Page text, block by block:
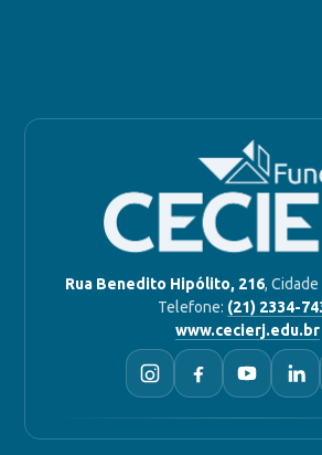
Rua Benedito Hipólito, 216, Cidade
Telefone: (21) 2334-
www.cecierj.edu.br